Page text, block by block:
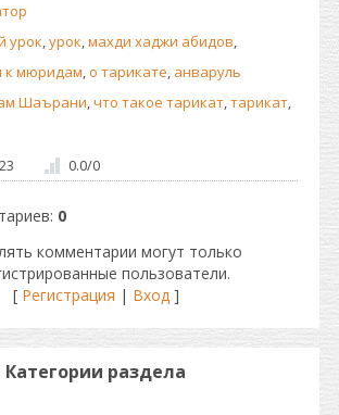
урок,урок,махди хаджи абидов,
к мюридам,о тарикате, анваруль
Шаърани,что такое тарикат,тарикат,
0.0/0
: 0
комментарии могут только
пользователи.
[ Регистрация | Вход]
Категории раздела